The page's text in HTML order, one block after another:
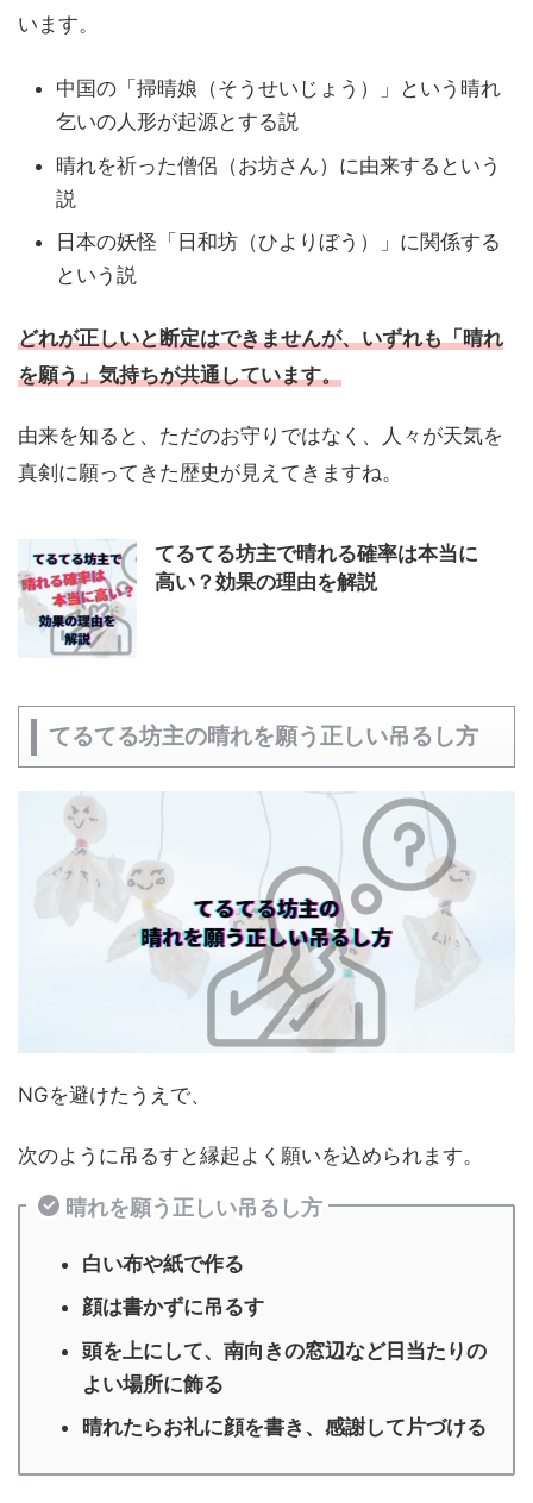
います。
中国の「掃晴娘（そうせいじょう）」という晴れ
乞いの人形が起源とする説
晴れを祈った僧侶（お坊さん）に由来するという
説
日本の妖怪「日和坊（ひよりぼう）」に関係する
という説
どれが正しいと断定はできませんが、いずれも「晴れ
を願う」気持ちが共通しています。
由来を知ると、ただのお守りではなく、人々が天気を
真剣に願ってきた歴史が見えてきますね。
てるてる坊主で晴れる確率は本当に
高い？効果の理由を解説
てるてる坊主の晴れを願う正しい吊るし方
NGを避けたうえで、
次のように吊るすと縁起よく願いを込められます。
晴れを願う正しい吊るし方
白い布や紙で作る
顔は書かずに吊るす
頭を上にして、南向きの窓辺など日当たりの
よい場所に飾る
晴れたらお礼に顔を書き、感謝して片づける